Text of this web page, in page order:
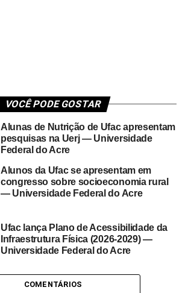
VOCÊ PODE GOSTAR
Alunas de Nutrição de Ufac apresentam
pesquisas na Uerj — Universidade
Federal do Acre
Alunos da Ufac se apresentam em
congresso sobre socioeconomia rural
— Universidade Federal do Acre
Ufac lança Plano de Acessibilidade da
Infraestrutura Física (2026-2029) —
Universidade Federal do Acre
COMENTÁRIOS